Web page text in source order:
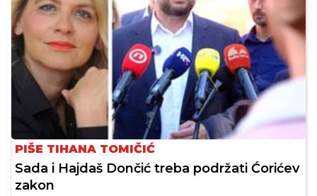
PIŠE TIHANA TOMIČIĆ
Sada i Hajdaš Dončić treba podržati Ćorićev
zakon